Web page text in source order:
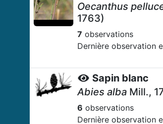
Oecanthus
1763)
7 observations
Dernière observation
Sapin blanc
Abies alba Mill.,
6 observations
Dernière observation